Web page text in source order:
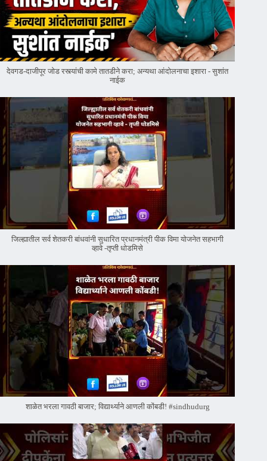
देवगड-दाजीपूर जोड रस्त्यांची कामे तातडीने करा; अन्यथा आंदोलनाचा इशारा - सुशांत
नाईक
जिल्ह्यातील सर्व शेतकरी बांधवांनी सुधारित प्रधानमंत्री पीक विमा योजनेत सहभागी
व्हावे -तृप्ती धोडमिसे
शाळेत भरला गावठी बाजार; विद्यार्थ्याने आणली कोंबडी! #sindhudurg